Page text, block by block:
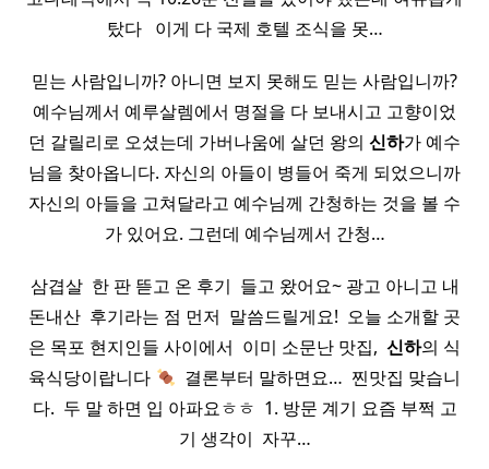
탔다 ​ ​ 이게 다 국제 호텔 조식을 못…
믿는 사람입니까? 아니면 보지 못해도 믿는 사람입니까?
예수님께서 예루살렘에서 명절을 다 보내시고 고향이었
던 갈릴리로 오셨는데 가버나움에 살던 왕의 신하가 예수
님을 찾아옵니다. 자신의 아들이 병들어 죽게 되었으니까
자신의 아들을 고쳐달라고 예수님께 간청하는 것을 볼 수
가 있어요. 그런데 예수님께서 간청…
삼겹살 ​ 한 판 뜯고 온 후기 ​ 들고 왔어요~ 광고 아니고 내
돈내산 ​ 후기라는 점 먼저 ​ 말씀드릴게요! ​ 오늘 소개할 곳
은 목포 현지인들 사이에서 ​ 이미 소문난 맛집, ​ 신하의 식
육식당이랍니다
​ 결론부터 말하면요… ​ 찐맛집 맞습니
다. ​ 두 말 하면 입 아파요ㅎㅎ ​ 1. 방문 계기 요즘 부쩍 고
기 생각이 ​ 자꾸…